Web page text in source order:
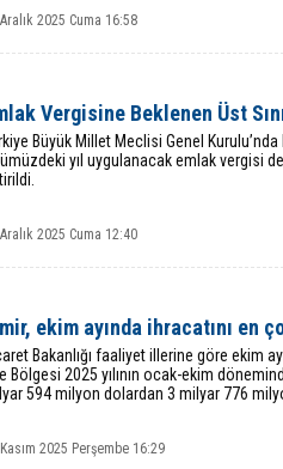
2025 Cuma 16:58
Vergisine Beklenen Üst
Büyük Millet Meclisi Genel
yıl uygulanacak emlak vergisi
2025 Cuma 12:40
ekim ayında ihracatını en
Bakanlığı faaliyet illerine göre ekim
Bölgesi 2025 yılının ocak-ekim
594 milyon dolardan 3 milyar 776
2025 Perşembe 16:29